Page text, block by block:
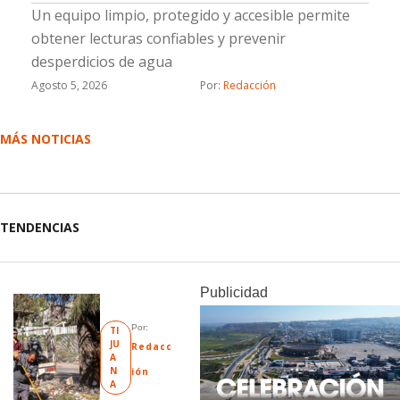
Un equipo limpio, protegido y accesible permite
obtener lecturas confiables y prevenir
desperdicios de agua
Agosto 5, 2026 Por: Redacción
MÁS NOTICIAS
TENDENCIAS
TI
JU
A
N
A
Por:
Redacc
ión
Publicidad